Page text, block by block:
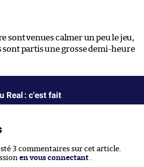
sont venues calmer un peu le jeu,
sont partis une grosse demi-heure
Real : c'est fait
3 commentaires sur cet article.
en vous connectant